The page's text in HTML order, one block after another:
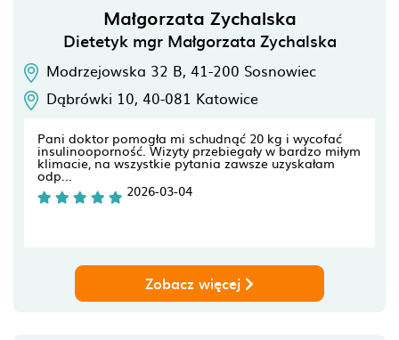
Małgorzata Zychalska
Dietetyk mgr Małgorzata Zychalska
Modrzejowska 32 B, 41-200 Sosnowiec
Dąbrówki 10, 40-081 Katowice
Pani doktor pomogła mi schudnąć 20 kg i wycofać
insulinooporność. Wizyty przebiegały w bardzo miłym
klimacie, na wszystkie pytania zawsze uzyskałam
odp...
2026-03-04
Zobacz więcej